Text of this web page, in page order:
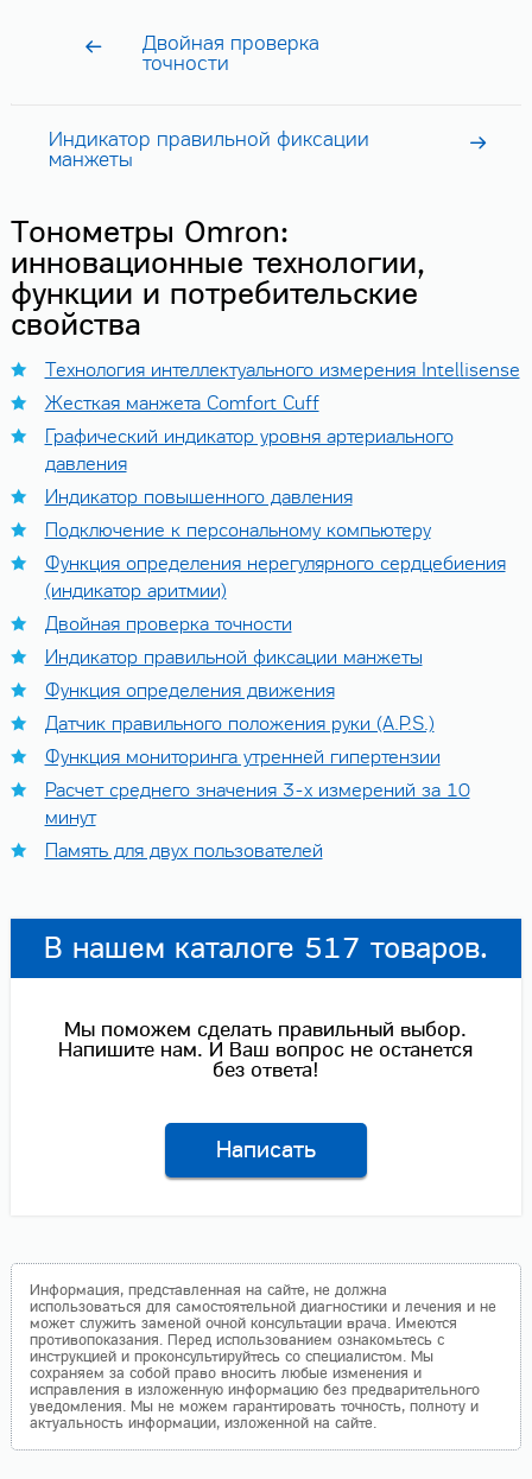
Двойная проверка
точности
Индикатор правильной фиксации
манжеты
Тонометры Omron:
инновационные технологии,
функции и потребительские
свойства
Технология интеллектуального измерения Intellisense
Жесткая манжета Comfort Cuff
Графический индикатор уровня артериального
давления
Индикатор повышенного давления
Подключение к персональному компьютеру
Функция определения нерегулярного сердцебиения
(индикатор аритмии)
Двойная проверка точности
Индикатор правильной фиксации манжеты
Функция определения движения
Датчик правильного положения руки (A.P.S.)
Функция мониторинга утренней гипертензии
Расчет среднего значения 3-х измерений за 10
минут
Память для двух пользователей
В нашем каталоге 517 товаров.
Мы поможем сделать правильный выбор.
Напишите нам. И Ваш вопрос не останется
без ответа!
Написать
Информация, представленная на сайте, не должна
использоваться для самостоятельной диагностики и лечения и не
может служить заменой очной консультации врача. Имеются
противопоказания. Перед использованием ознакомьтесь с
инструкцией и проконсультируйтесь со специалистом. Мы
сохраняем за собой право вносить любые изменения и
исправления в изложенную информацию без предварительного
уведомления. Мы не можем гарантировать точность, полноту и
актуальность информации, изложенной на сайте.